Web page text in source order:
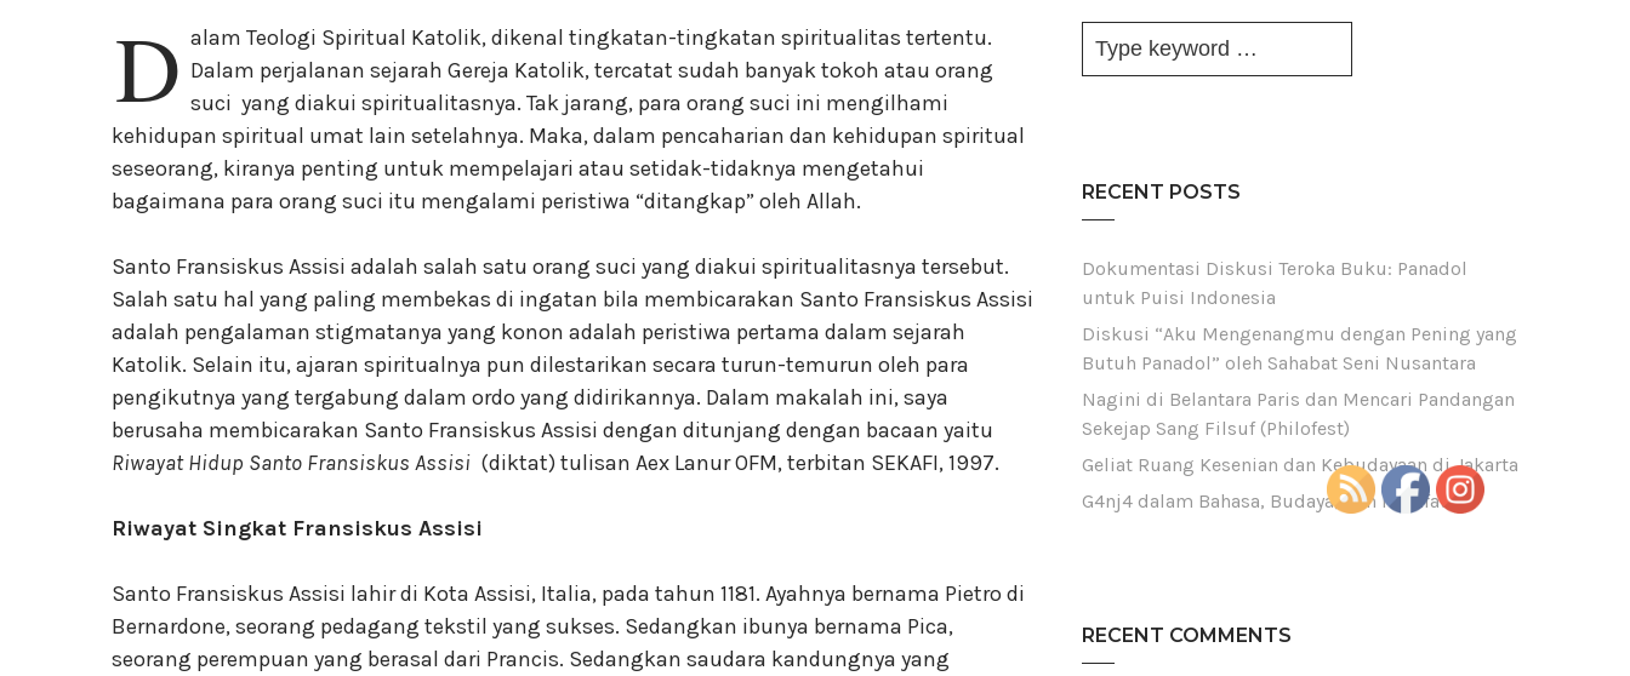
D alam Teologi Spiritual Katolik, dikenal tingkatan-tingkatan spiritualitas tertentu.
Dalam perjalanan sejarah Gereja Katolik, tercatat sudah banyak tokoh atau orang
suci yang diakui spiritualitasnya. Tak jarang, para orang suci ini mengilhami
kehidupan spiritual umat lain setelahnya. Maka, dalam pencaharian dan kehidupan spiritual
seseorang, kiranya penting untuk mempelajari atau setidak-tidaknya mengetahui
bagaimana para orang suci itu mengalami peristiwa “ditangkap” oleh Allah.
Santo Fransiskus Assisi adalah salah satu orang suci yang diakui spiritualitasnya tersebut.
Salah satu hal yang paling membekas di ingatan bila membicarakan Santo Fransiskus Assisi
adalah pengalaman stigmatanya yang konon adalah peristiwa pertama dalam sejarah
Katolik. Selain itu, ajaran spiritualnya pun dilestarikan secara turun-temurun oleh para
pengikutnya yang tergabung dalam ordo yang didirikannya. Dalam makalah ini, saya
berusaha membicarakan Santo Fransiskus Assisi dengan ditunjang dengan bacaan yaitu
Riwayat Hidup Santo Fransiskus Assisi (diktat) tulisan Aex Lanur OFM, terbitan SEKAFI, 1997.
Riwayat Singkat Fransiskus Assisi
Santo Fransiskus Assisi lahir di Kota Assisi, Italia, pada tahun 1181. Ayahnya bernama Pietro di
Bernardone, seorang pedagang tekstil yang sukses. Sedangkan ibunya bernama Pica,
seorang perempuan yang berasal dari Prancis. Sedangkan saudara kandungnya yang
RECENT POSTS
Dokumentasi Diskusi Teroka Buku: Panadol
untuk Puisi Indonesia
Diskusi “Aku Mengenangmu dengan Pening yang
Butuh Panadol” oleh Sahabat Seni Nusantara
Nagini di Belantara Paris dan Mencari Pandangan
Sekejap Sang Filsuf (Philofest)
Geliat Ruang Kesenian dan Kebudayaan di Jakarta
G4nj4 dalam Bahasa, Budaya, dan Filsafat
RECENT COMMENTS